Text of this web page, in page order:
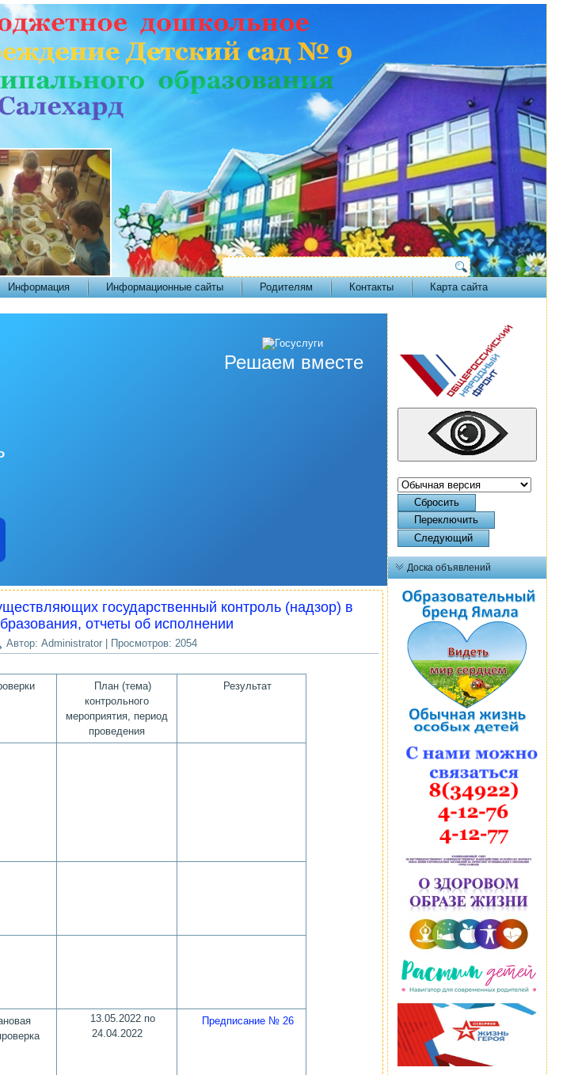
Информация Информационные сайты Родителям Контакты Карта сайта
Решаем вместе
государственный контроль (надзор) в
отчеты об исполнении
Автор: Administrator | Просмотров: 2054
План (тема)
контрольного
мероприятия, период
проведения
Результат
13.05.2022 по
24.04.2022
Предписание № 26
Сбросить
Переключить
Следующий
Доска объявлений